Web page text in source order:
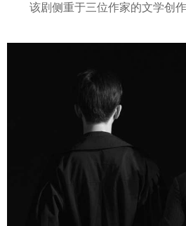
该剧侧重于三位作家的文学创